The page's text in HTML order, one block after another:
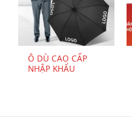
Ô DÙ CAO CẤP
NHẬP KHẨU